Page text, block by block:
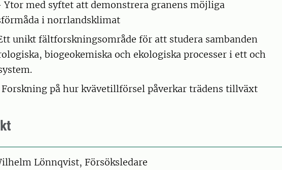
Ytor med syftet att demonstrera granens möjliga
i norrlandsklimat
unikt fältforskningsområde för att studera sambanden
biogeokemiska och ekologiska processer i ett och
på hur kvävetillförsel påverkar trädens tillväxt
Lönnqvist, Försöksledare